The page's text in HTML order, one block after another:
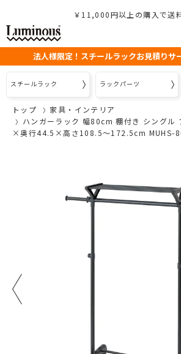
￥11,000円以上の購入で送
法人様限定！スチールラックお見積りサ
スチールラック ラックパーツ
トップ
家具・インテリア
ハンガーラック 幅80cm 棚付き シングル
×奥行44.5×高さ108.5～172.5cm MUHS-